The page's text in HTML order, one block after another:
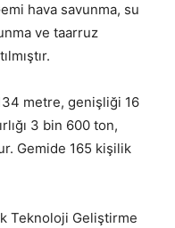
hava savunma, su
ve taarruz
metre, genişliği 16
3 bin 600 ton,
Gemide 165 kişilik
Teknoloji Geliştirme